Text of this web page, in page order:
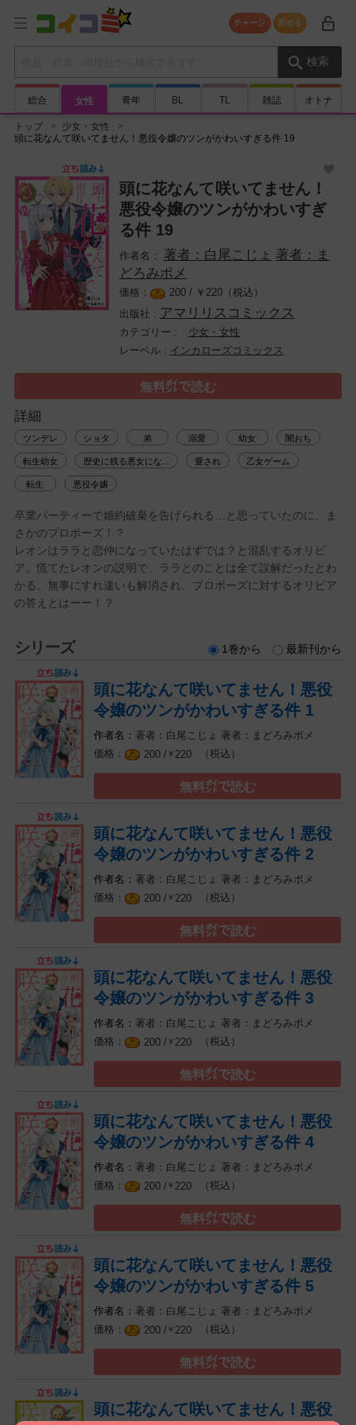
チャージ 貯める
検索
総合 女性 青年 BL TL 雑誌 オトナ
トップ
少女・女性
頭に花なんて咲いてません！悪役令嬢のツンがかわいすぎる件 19
頭に花なんて咲いてません！
悪役令嬢のツンがかわいすぎ
る件 19
著者：白尾こじょ 著者：ま
どろみポメ
200 / ￥ 220（税込）
アマリリスコミックス
少女・女性
インカローズコミックス
無料㌽で読む
詳細
ツンデレ ショタ 弟 溺愛 幼女 闇おち
転生幼女 歴史に残る悪女にな... 愛され 乙女ゲーム
転生 悪役令嬢
卒業パーティーで婚約破棄を告げられる…と思っていたのに、ま
さかのプロポーズ！？
レオンはララと恋仲になっていたはずでは？と混乱するオリビ
ア。慌てたレオンの説明で、ララとのことは全て誤解だったとわ
かる。無事にすれ違いも解消され、プロポーズに対するオリビア
の答えとはーー！？
シリーズ 1巻から 最新刊から
頭に花なんて咲いてません！悪役
令嬢のツンがかわいすぎる件 1
著者：白尾こじょ 著者：まどろみポメ
200 /￥ 220 （税込）
無料㌽で読む
頭に花なんて咲いてません！悪役
令嬢のツンがかわいすぎる件 2
著者：白尾こじょ 著者：まどろみポメ
200 /￥ 220 （税込）
無料㌽で読む
頭に花なんて咲いてません！悪役
令嬢のツンがかわいすぎる件 3
著者：白尾こじょ 著者：まどろみポメ
200 /￥ 220 （税込）
無料㌽で読む
頭に花なんて咲いてません！悪役
令嬢のツンがかわいすぎる件 4
著者：白尾こじょ 著者：まどろみポメ
200 /￥ 220 （税込）
無料㌽で読む
頭に花なんて咲いてません！悪役
令嬢のツンがかわいすぎる件 5
著者：白尾こじょ 著者：まどろみポメ
200 /￥ 220 （税込）
無料㌽で読む
頭に花なんて咲いてません！悪役